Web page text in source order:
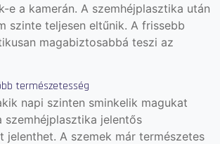
e a kamerán. A szemhéjplasztika után
szinte teljesen eltűnik. A frissebb
magabiztosabbá teszi az
természetesség
napi szinten sminkelik magukat
szemhéjplasztika jelentős
jelenthet. A szemek már természetes